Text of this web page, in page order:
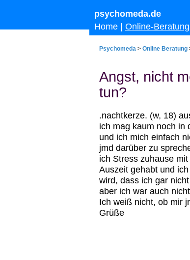
psychomeda.de
Home
Online-Beratung
Psychomeda > Online Beratung
Angst, nicht
tun?
.nachtkerze. (w, 18)
ich mag kaum noch in
und ich mich einfach
jmd darüber zu
ich Stress zuhause
Auszeit gehabt und
wird, dass ich gar
aber ich war auch
Ich weiß nicht, ob mir
Grüße